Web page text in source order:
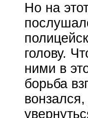
Но на
голову.
ними в
борьба